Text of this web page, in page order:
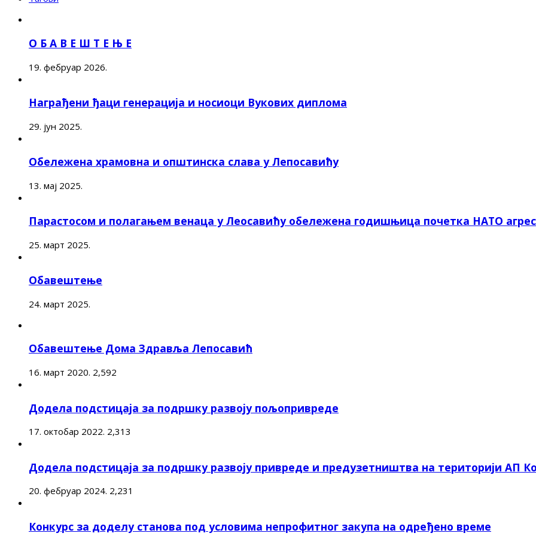
О Б А В Е Ш Т Е Њ Е
19. фебруар 2026.
Награђени ђаци генерација и носиоци Вукових диплома
29. јун 2025.
Обележена храмовна и општинска слава у Лепосавићу
13. мај 2025.
Парастосом и полагањем венаца у Леосавићу обележена годишњица почетка НАТО
25. март 2025.
Обавештење
24. март 2025.
Обавештење Дома Здравља Лепосавић
16. март 2020. 2,592
Додела подстицаја за подршку развоју пољопривреде
17. октобар 2022. 2,313
Додела подстицаја за подршку развоју привреде и предузетништва на територији АП
20. фебруар 2024. 2,231
Конкурс за доделу станова под условима непрофитног закупа на одређено време